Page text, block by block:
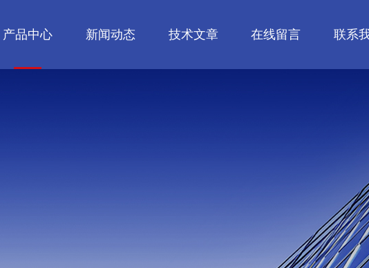
产品中心 新闻动态 技术文章 在线留言 联系